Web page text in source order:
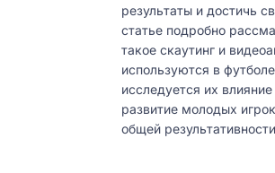
результаты и достичь
статье подробно
такое скаутинг и
используются в
исследуется их
развитие молодых
общей